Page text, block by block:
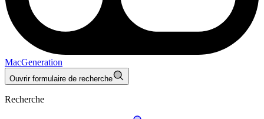
MacGeneration
Ouvrir formulaire de recherche
Recherche